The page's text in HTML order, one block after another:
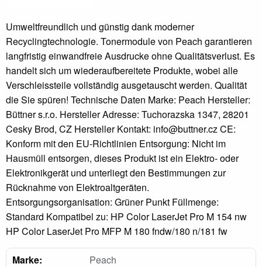
Umweltfreundlich und günstig dank moderner
Recyclingtechnologie. Tonermodule von Peach garantieren
langfristig einwandfreie Ausdrucke ohne Qualitätsverlust. Es
handelt sich um wiederaufbereitete Produkte, wobei alle
Verschleissteile vollständig ausgetauscht werden. Qualität
die Sie spüren! Technische Daten Marke: Peach Hersteller:
Büttner s.r.o. Hersteller Adresse: Tuchorazska 1347, 28201
Cesky Brod, CZ Hersteller Kontakt: info@buttner.cz CE:
Konform mit den EU-Richtlinien Entsorgung: Nicht im
Hausmüll entsorgen, dieses Produkt ist ein Elektro- oder
Elektronikgerät und unterliegt den Bestimmungen zur
Rücknahme von Elektroaltgeräten.
Entsorgungsorganisation: Grüner Punkt Füllmenge:
Standard Kompatibel zu: HP Color LaserJet Pro M 154 nw
HP Color LaserJet Pro MFP M 180 fndw/180 n/181 fw
Marke:
Peach